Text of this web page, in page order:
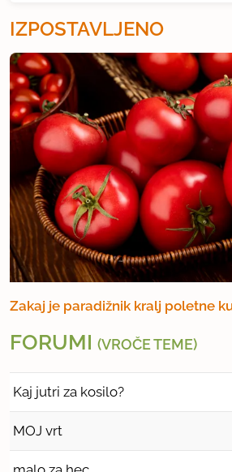
IZPOSTAVLJENO
Zakaj je paradižnik kralj poletne
FORUMI (VROČE TEME)
Kaj jutri za kosilo?
MOJ vrt